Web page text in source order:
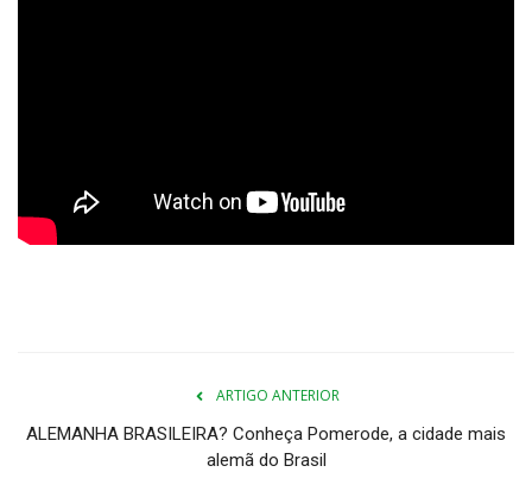
Ligado em Saúde
ARTIGO ANTERIOR
ALEMANHA BRASILEIRA? Conheça Pomerode, a cidade mais
alemã do Brasil